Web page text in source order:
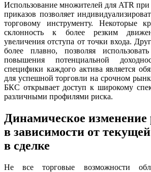
Использование множителей для ATR
приказов позволяет
торговому инструменту. Некоторые
склонность к более резким
увеличения отступа от точки входа.
более плавно, позволяя
повышения потенциальной
специфики каждого актива является
для успешной торговли на срочном
БКС открывает доступ к широкому
различными профилями риска.
Динамическое изменение
в зависимости от
в сделке
Не все торговые возможности